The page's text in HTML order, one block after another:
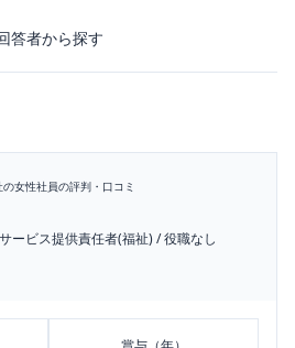
答者から探す
の女性社員の評判・口コミ
サービス提供責任者(福祉) /役職なし